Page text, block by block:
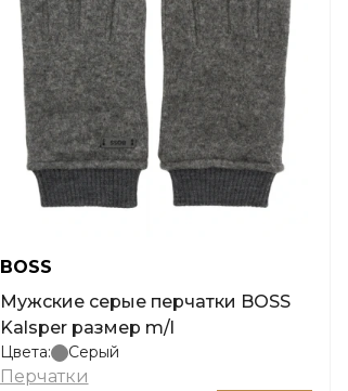
BOSS
Мужские серые перчатки BOSS
Kalsper размер m/l
Цвета: Серый
Перчатки